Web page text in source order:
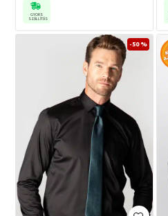
GYORS
SZÁLLÍTÁS
-50 %